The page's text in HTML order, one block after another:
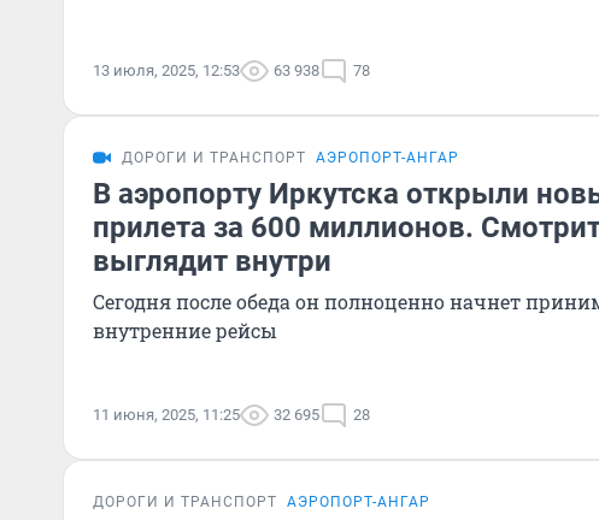
13 июля, 2025, 12:53 63 938 78
ДОРОГИ И ТРАНСПОРТ АЭРОПОРТ-АНГАР
В аэропорту Иркутска открыли
прилета за 600 миллионов.
выглядит внутри
Сегодня после обеда он полноценно начнет
внутренние рейсы
11 июня, 2025, 11:25 32 695 28
ДОРОГИ И ТРАНСПОРТ АЭРОПОРТ-АНГАР